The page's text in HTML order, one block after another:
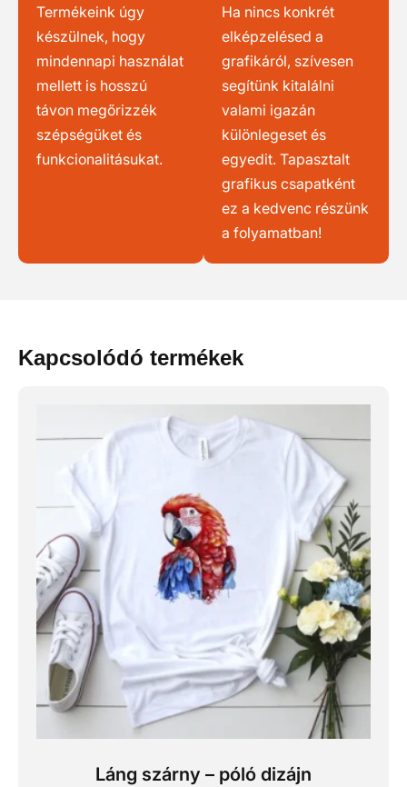
Termékeink úgy
készülnek, hogy
mindennapi használat
mellett is hosszú
távon megőrizzék
szépségüket és
funkcionalitásukat.
Ha nincs konkrét
elképzelésed a
grafikáról, szívesen
segítünk kitalálni
valami igazán
különlegeset és
egyedit. Tapasztalt
grafikus csapatként
ez a kedvenc részünk
a folyamatban!
Kapcsolódó termékek
Láng szárny – póló dizájn